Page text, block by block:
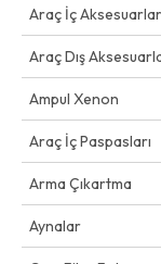
Araç İç
Araç Dış
Ampul Xenon
Araç İç Paspasları
Arma Çıkartma
Aynalar